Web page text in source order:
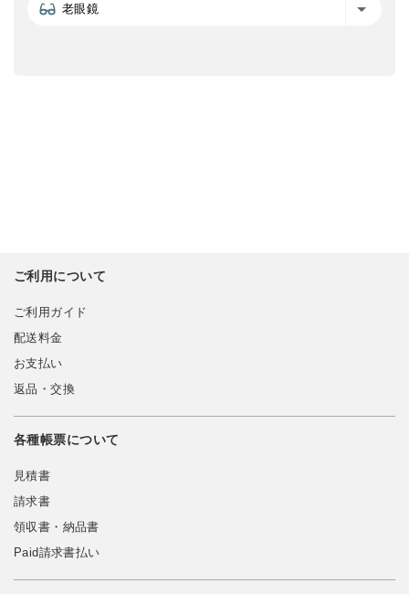
老眼鏡
ご利用について
ご利用ガイド
配送料金
お支払い
返品・交換
各種帳票について
見積書
請求書
領収書・納品書
Paid請求書払い